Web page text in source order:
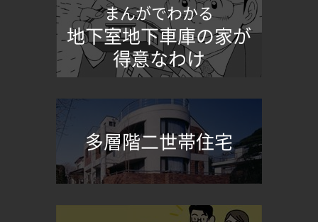
まんがでわかる
地下室地下車庫の家が
得意なわけ
多層階二世帯住宅